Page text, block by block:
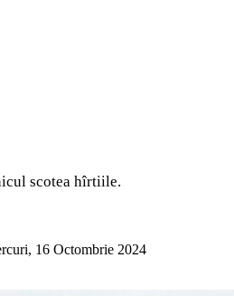
scotea hîrtiile.
16 Octombrie 2024